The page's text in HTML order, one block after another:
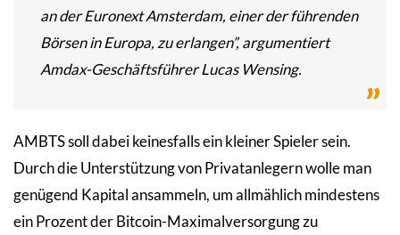
an der Euronext Amsterdam, einer der führenden
Börsen in Europa, zu erlangen”, argumentiert
Amdax-Geschäftsführer Lucas Wensing.
AMBTS soll dabei keinesfalls ein kleiner Spieler sein.
Durch die Unterstützung von Privatanlegern wolle man
genügend Kapital ansammeln, um allmählich mindestens
ein Prozent der Bitcoin-Maximalversorgung zu